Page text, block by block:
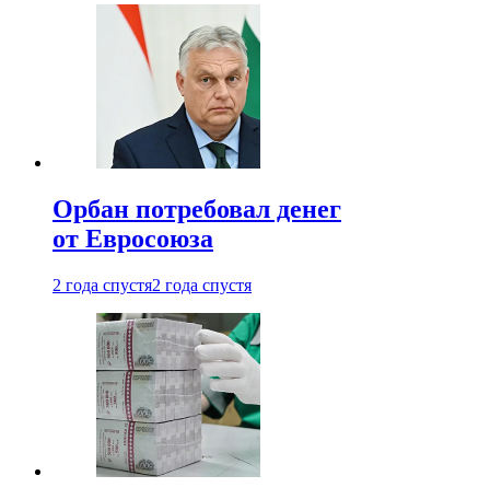
Орбан потребовал денег
от Евросоюза
2 года спустя2 года спустя